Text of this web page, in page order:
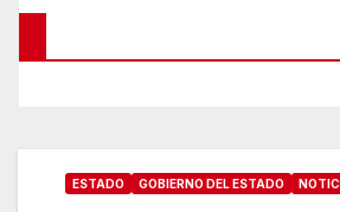
ESTADO GOBIERNO DEL ESTADO